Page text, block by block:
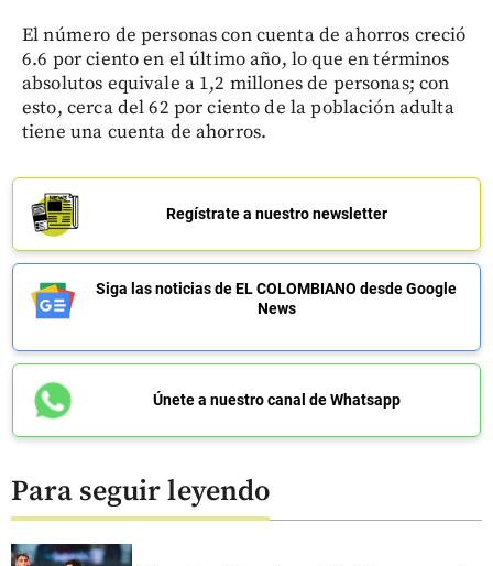
El número de personas con cuenta de ahorros creció
6.6 por ciento en el último año, lo que en términos
absolutos equivale a 1,2 millones de personas; con
esto, cerca del 62 por ciento de la población adulta
tiene una cuenta de ahorros.
Regístrate a nuestro newsletter
Siga las noticias de EL COLOMBIANO desde Google
News
Únete a nuestro canal de Whatsapp
Para seguir leyendo